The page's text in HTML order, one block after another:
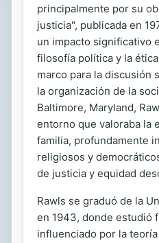
principalmente por su
justicia", publicada en
un impacto significativo
filosofía política y la
marco para la discusión
la organización de la
Baltimore, Maryland,
entorno que valoraba la
familia, profundamente
religiosos y
de justicia y equidad
Rawls se graduó de la
en 1943, donde estudió
influenciado por la